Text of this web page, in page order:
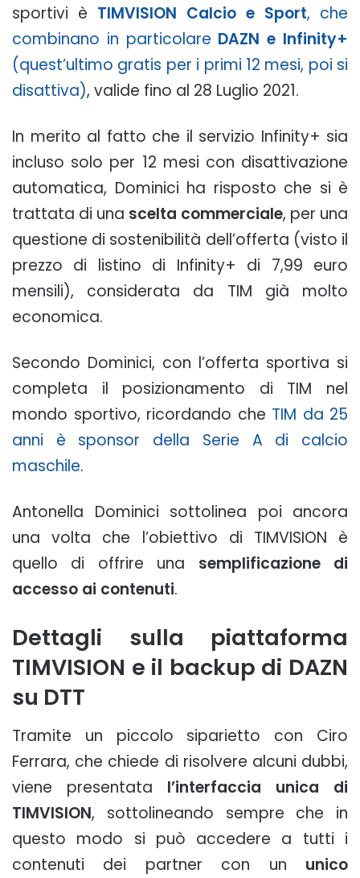
sportivi è TIMVISION Calcio e Sport, che
combinano in particolare DAZN e Infinity+
(quest’ultimo gratis per i primi 12 mesi, poi si
disattiva), valide fino al 28 Luglio 2021.
In merito al fatto che il servizio Infinity+ sia
incluso solo per 12 mesi con disattivazione
automatica, Dominici ha risposto che si è
trattata di una scelta commerciale, per una
questione di sostenibilità dell’offerta (visto il
prezzo di listino di Infinity+ di 7,99 euro
mensili), considerata da TIM già molto
economica.
Secondo Dominici, con l’offerta sportiva si
completa il posizionamento di TIM nel
mondo sportivo, ricordando che TIM da 25
anni è sponsor della Serie A di calcio
maschile.
Antonella Dominici sottolinea poi ancora
una volta che l’obiettivo di TIMVISION è
quello di offrire una semplificazione di
accesso ai contenuti.
Dettagli sulla piattaforma
TIMVISION e il backup di DAZN
su DTT
Tramite un piccolo siparietto con Ciro
Ferrara, che chiede di risolvere alcuni dubbi,
viene presentata l’interfaccia unica di
TIMVISION, sottolineando sempre che in
questo modo si può accedere a tutti i
contenuti dei partner con un unico